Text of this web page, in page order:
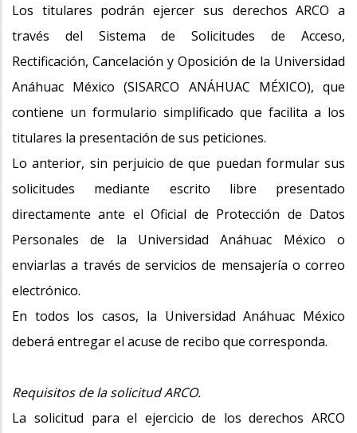
Los titulares podrán ejercer sus derechos ARCO a
través del Sistema de Solicitudes de Acceso,
Rectificación, Cancelación y Oposición de la Universidad
Anáhuac México (SISARCO ANÁHUAC MÉXICO), que
contiene un formulario simplificado que facilita a los
titulares la presentación de sus peticiones.
Lo anterior, sin perjuicio de que puedan formular sus
solicitudes mediante escrito libre presentado
directamente ante el Oficial de Protección de Datos
Personales de la Universidad Anáhuac México o
enviarlas a través de servicios de mensajería o correo
electrónico.
En todos los casos, la Universidad Anáhuac México
deberá entregar el acuse de recibo que corresponda.
Requisitos de la solicitud ARCO.
La solicitud para el ejercicio de los derechos ARCO